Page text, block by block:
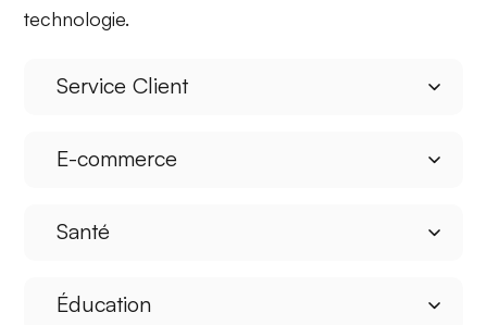
technologie.
Service Client
E-commerce
Santé
Éducation